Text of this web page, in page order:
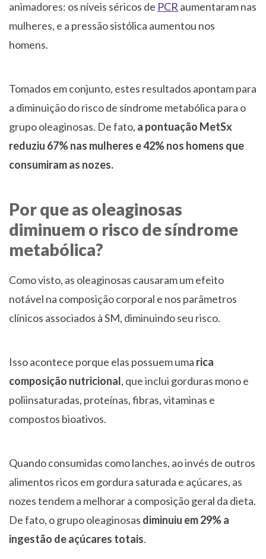
animadores: os níveis séricos de PCR aumentaram nas
mulheres, e a pressão sistólica aumentou nos
homens.
Tomados em conjunto, estes resultados apontam para
a diminuição do risco de síndrome metabólica para o
grupo oleaginosas. De fato, a pontuação MetSx
reduziu 67% nas mulheres e 42% nos homens que
consumiram as nozes.
Por que as oleaginosas
diminuem o risco de síndrome
metabólica?
Como visto, as oleaginosas causaram um efeito
notável na composição corporal e nos parâmetros
clínicos associados à SM, diminuindo seu risco.
Isso acontece porque elas possuem uma rica
composição nutricional, que inclui gorduras mono e
poliinsaturadas, proteínas, fibras, vitaminas e
compostos bioativos.
Quando consumidas como lanches, ao invés de outros
alimentos ricos em gordura saturada e açúcares, as
nozes tendem a melhorar a composição geral da dieta.
De fato, o grupo oleaginosas diminuiu em 29% a
ingestão de açúcares totais.